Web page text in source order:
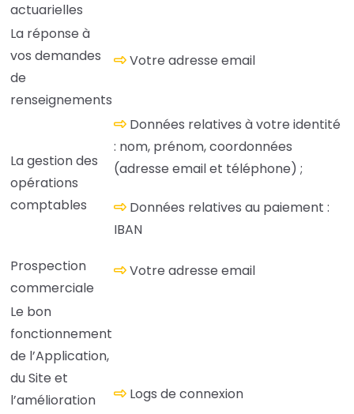
actuarielles
La réponse à
vos demandes
de
renseignements
Votre adresse email
La gestion des
opérations
comptables
Données relatives à votre identité
: nom, prénom, coordonnées
(adresse email et téléphone) ;
Données relatives au paiement :
IBAN
Prospection
commerciale
Votre adresse email
Le bon
fonctionnement
de l’Application,
du Site et
l’amélioration
Logs de connexion